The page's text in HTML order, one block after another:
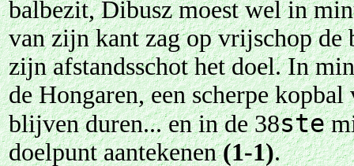
balbezit, Dibusz moest wel in
van zijn kant zag op vrijschop de
zijn afstandsschot het doel. In
de Hongaren, een scherpe
blijven duren... en in de 38ste
doelpunt aantekenen(1-1).